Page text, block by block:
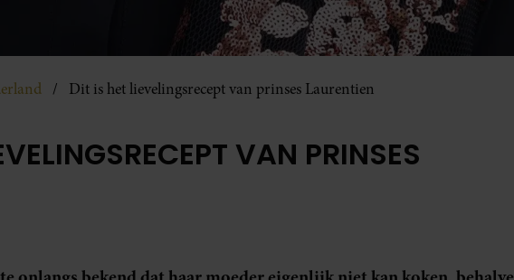
Dit is het lievelingsrecept van prinses Laurentien
VAN PRINSES